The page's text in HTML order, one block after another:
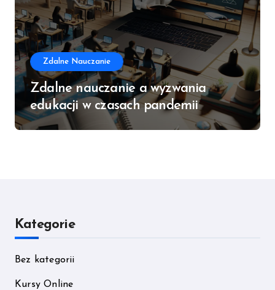
Zdalne Nauczanie
Zdalne nauczanie a wyzwania
edukacji w czasach pandemii
Kategorie
Bez kategorii
Kursy Online